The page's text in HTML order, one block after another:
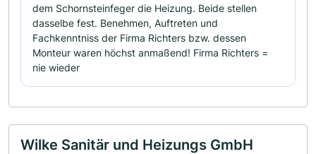
dem Schornsteinfeger die Heizung. Beide stellen
dasselbe fest. Benehmen, Auftreten und
Fachkenntniss der Firma Richters bzw. dessen
Monteur waren höchst anmaßend! Firma Richters =
nie wieder
Wilke Sanitär und Heizungs GmbH